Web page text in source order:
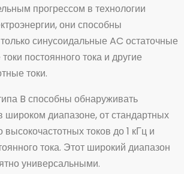
прогрессом в технологии
они способны
синусоидальные AC остаточные
постоянного тока и другие
токи.
B способны обнаруживать
широком диапазоне, от стандартных
токов до 1 кГц и
тока. Этот широкий диапазон
универсальными.